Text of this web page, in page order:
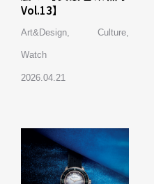
Vol.13】
Art&Design ,Culture
Watch
2026.04.21